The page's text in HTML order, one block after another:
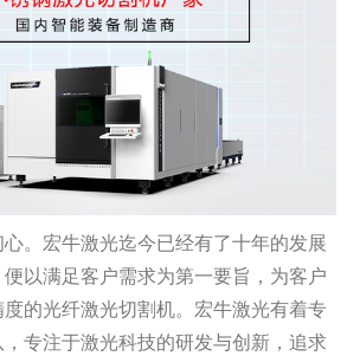
。宏牛激光迄今已经有了十年的发展
以满足客户需求为第一要旨，为客户
的光纤激光切割机。宏牛激光有着专
专注于激光科技的研发与创新，追求